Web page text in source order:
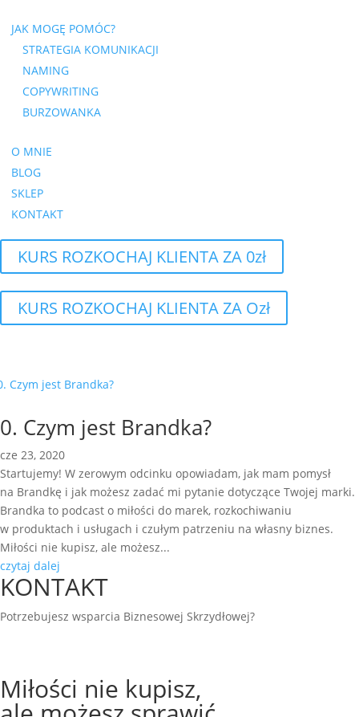
JAK MOGĘ POMÓC?
STRATEGIA KOMUNIKACJI
NAMING
COPYWRITING
BURZOWANKA
O MNIE
BLOG
SKLEP
KONTAKT
KURS ROZKOCHAJ KLIENTA ZA 0zł
KURS ROZKOCHAJ KLIENTA ZA Ozł
Podcast
w produktach i usługach i czułym patrzeniu na własny biznes.
0. Czym jest Brandka?
cze 23, 2020
Startujemy! W zerowym odcinku opowiadam, jak mam pomysł
na Brandkę i jak możesz zadać mi pytanie dotyczące Twojej marki.
Brandka to podcast o miłości do marek, rozkochiwaniu
w produktach i usługach i czułym patrzeniu na własny biznes.
Miłości nie kupisz, ale możesz...
czytaj dalej
KONTAKT
Potrzebujesz wsparcia Biznesowej Skrzydłowej?
Miłości nie kupisz,